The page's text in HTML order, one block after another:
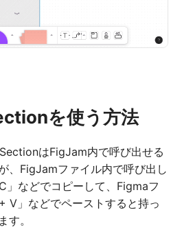
を使う方法
はFigJam内で呼び出せる
、FigJamファイル内で呼び出し
」などでコピーして、Figmaフ
V」などでペーストすると持っ
す。